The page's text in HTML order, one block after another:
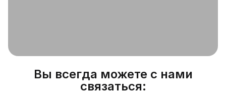
Вы всегда можете с нами
связаться: